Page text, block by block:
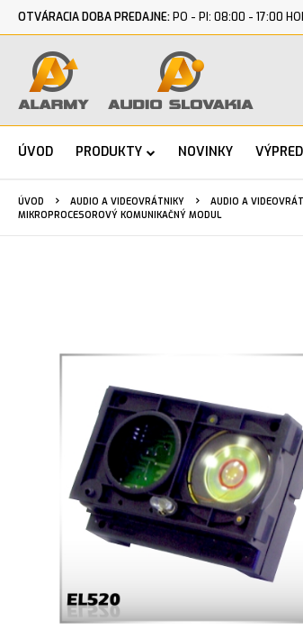
OTVÁRACIA DOBA PREDAJNE: PO - PI: 08:00 - 17:00
ÚVOD PRODUKTY NOVINKY
ÚVOD AUDIO A VIDEOVRÁTNIKY AUDIO A
MIKROPROCESOROVÝ KOMUNIKAČNÝ MODUL